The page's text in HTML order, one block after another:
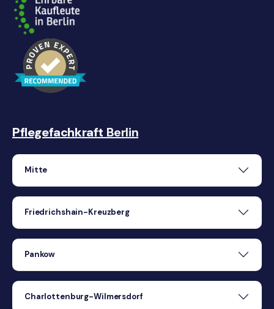
Pflegefachkraft Berlin
Mitte
Friedrichshain-Kreuzberg
Pankow
Charlottenburg-Wilmersdorf